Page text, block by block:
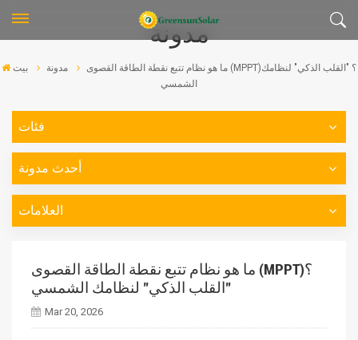
مدونة
بيت مدونة
ما هو نظام تتبع نقطة الطاقة القصوى (MPPT)؟ "القلب الذكي" لنظامك
الشمسي
فئات
أحدث مدونة
العلامات
ما هو نظام تتبع نقطة الطاقة القصوى (MPPT)؟
"القلب الذكي" لنظامك الشمسي
Mar 20, 2026